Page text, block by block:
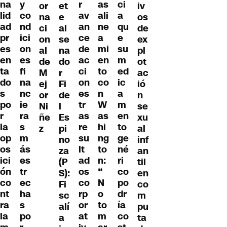
na
lid
ad
pr
es
en
ta
do
s
po
r
la
op
os
ici
ón
co
nt
ra
la
y
co
nd
ici
on
es
fi
na
nc
ie
ra
s
m
ás
es
tr
ec
ha
s
po
or
na
ci
on
al
de
M
ej
or
Ni
ñe
z
et
e
al
se
na
do
r
Fi
de
l
Es
pi
no
za
(P
S):
Fi
sc
alí
a
r
av
an
ce
de
ac
ci
on
es
tr
as
re
su
lt
ad
os
co
rp
or
at
as
ali
ne
a
mi
en
to
co
n
W
as
hi
ng
to
n:
“
N
o
to
m
ci
a
qu
e
su
m
ed
ic
a
m
en
to
ge
né
ri
co
po
dr
ía
co
iv
os
de
ex
pl
ot
ac
ió
n
se
xu
al
inf
an
til
en
co
m
pu
ta